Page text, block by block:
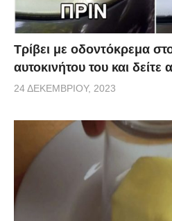
Τρίβει με οδοντόκρεμα
αυτοκινήτου του και
24 ΔΕΚΕΜΒΡΊΟΥ, 2023